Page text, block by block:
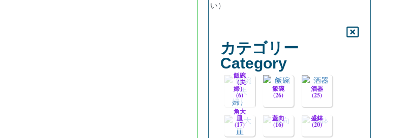
い）
カテゴリー
Category
飯碗
（夫
婦）
(6)
飯碗
(26)
酒器
(25)
角大
皿
(17)
蓋向
(16)
盛鉢
(20)